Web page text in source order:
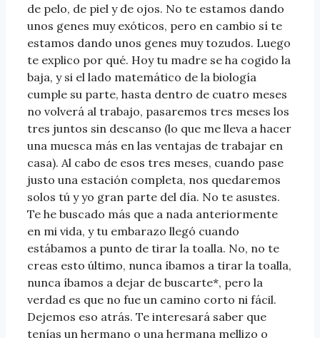
de pelo, de piel y de ojos. No te estamos dando
unos genes muy exóticos, pero en cambio sí te
estamos dando unos genes muy tozudos. Luego
te explico por qué. Hoy tu madre se ha cogido la
baja, y si el lado matemático de la biología
cumple su parte, hasta dentro de cuatro meses
no volverá al trabajo, pasaremos tres meses los
tres juntos sin descanso (lo que me lleva a hacer
una muesca más en las ventajas de trabajar en
casa). Al cabo de esos tres meses, cuando pase
justo una estación completa, nos quedaremos
solos tú y yo gran parte del día. No te asustes.
Te he buscado más que a nada anteriormente
en mi vida, y tu embarazo llegó cuando
estábamos a punto de tirar la toalla. No, no te
creas esto último, nunca íbamos a tirar la toalla,
nunca íbamos a dejar de buscarte*, pero la
verdad es que no fue un camino corto ni fácil.
Dejemos eso atrás. Te interesará saber que
tenías un hermano o una hermana mellizo o